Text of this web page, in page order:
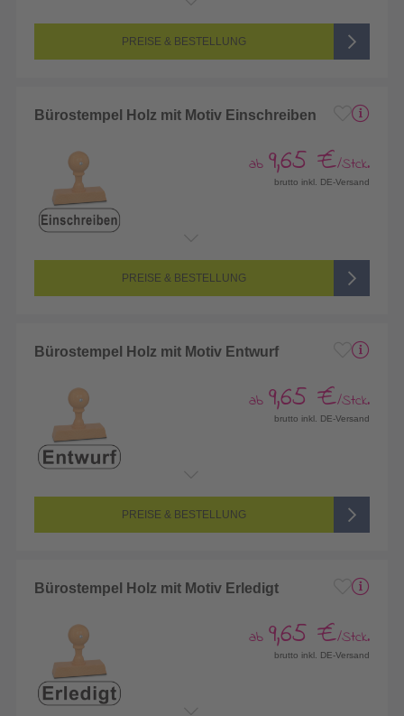
PREISE & BESTELLUNG
Bürostempel Holz mit Motiv Einschreiben
ab 9,65 €/Stck.
brutto inkl. DE-Versand
PREISE & BESTELLUNG
Bürostempel Holz mit Motiv Entwurf
ab 9,65 €/Stck.
brutto inkl. DE-Versand
PREISE & BESTELLUNG
Bürostempel Holz mit Motiv Erledigt
ab 9,65 €/Stck.
brutto inkl. DE-Versand